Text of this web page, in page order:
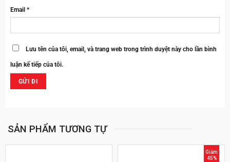
Email *
Lưu tên của tôi, email, và trang web trong trình duyệt này cho lần bình
luận kế tiếp của tôi.
SẢN PHẨM TƯƠNG TỰ
Giảm
45%